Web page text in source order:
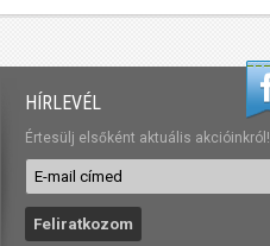
HÍRLEVÉL
Értesülj elsőként aktuális akcióinkról!